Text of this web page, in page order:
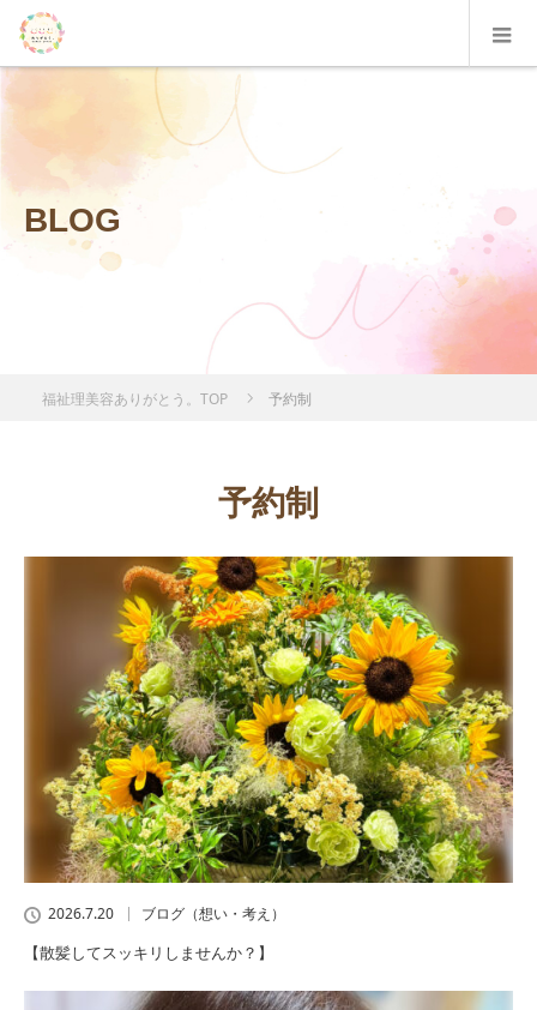
BLOG
福祉理美容ありがとう。TOP 予約制
予約制
2026.7.20 ブログ（想い・考え）
【散髪してスッキリしませんか？】